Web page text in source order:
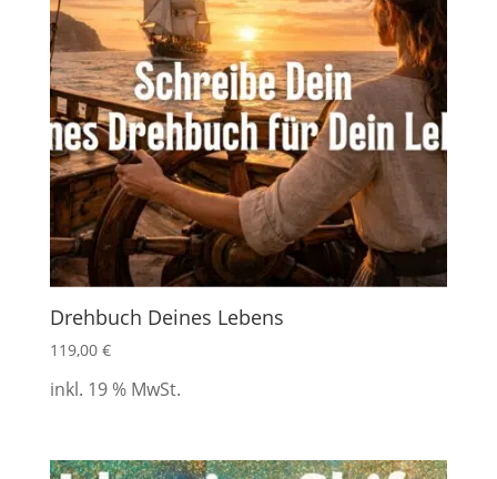
Drehbuch Deines Lebens
119,00 €
inkl. 19 % MwSt.